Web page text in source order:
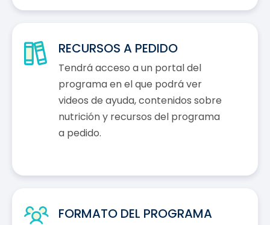
RECURSOS A PEDIDO
Tendrá acceso a un portal del
programa en el que podrá ver
videos de ayuda, contenidos sobre
nutrición y recursos del programa
a pedido.
FORMATO DEL PROGRAMA